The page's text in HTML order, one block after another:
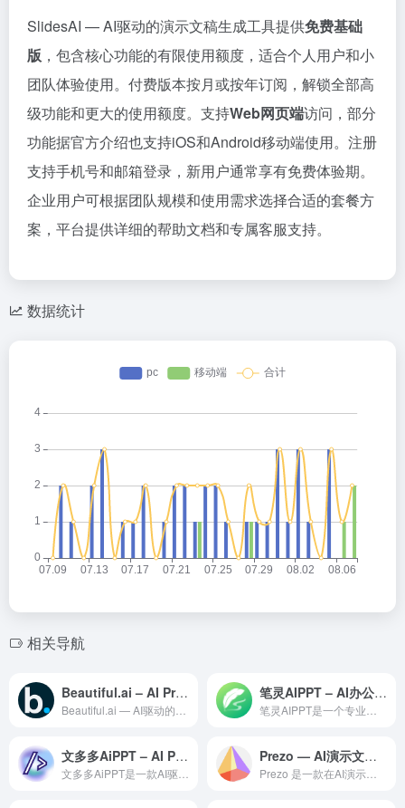
SlidesAI — AI驱动的演示文稿生成工具提供免费基础
版 ，包含核心功能的有限使用额度，适合个人用户和小
团队体验使用。付费版本按月或按年订阅，解锁全部高
级功能和更大的使用额度。支持Web网页端访问，部分
功能据官方介绍也支持iOS和Android移动端使用。注册
支持手机号和邮箱登录，新用户通常享有免费体验期。
企业用户可根据团队规模和使用需求选择合适的套餐方
案，平台提供详细的帮助文档和专属客服支持。
数据统计
相关导航
Beautiful.ai – AI Presentations 笔灵AIPPT – AI办公工具
文多多AiPPT – AI PPT自动生成平台 Prezo — AI演示文稿领域的专业 AI 工具